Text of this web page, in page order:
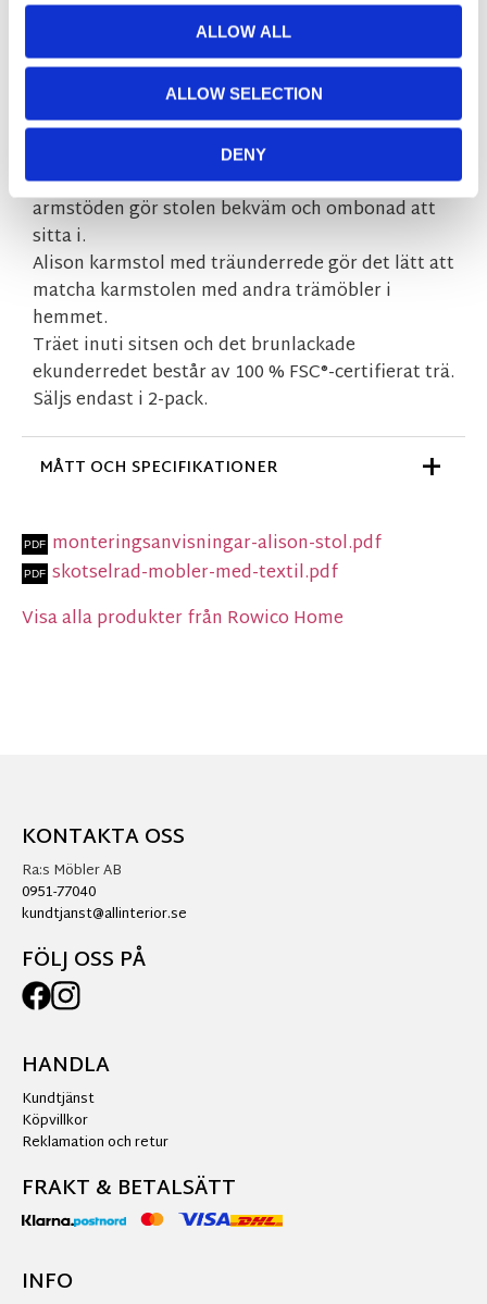
ALLOW ALL
ALLOW SELECTION
DENY
Alison karmstol i mörkgrått microfibertyg har
precis som populära Alison stol ett snurrbart
underrede i 360 grader.
Den kupade stoppade sitsen och de höga
armstöden gör stolen bekväm och ombonad att
sitta i.
Alison karmstol med träunderrede gör det lätt att
matcha karmstolen med andra trämöbler i
hemmet.
Träet inuti sitsen och det brunlackade
ekunderredet består av 100 % FSC®-certifierat trä.
Säljs endast i 2-pack.
MÅTT OCH SPECIFIKATIONER
monteringsanvisningar-alison-stol.pdf
skotselrad-mobler-med-textil.pdf
Visa alla produkter från Rowico Home
KONTAKTA OSS
Ra:s Möbler AB
0951-77040
kundtjanst@allinterior.se
FÖLJ OSS PÅ
HANDLA
Kundtjänst
Köpvillkor
Reklamation och retur
FRAKT & BETALSÄTT
INFO